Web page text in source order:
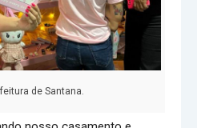
de Santana.